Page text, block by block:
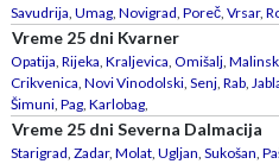
Savudrija, Umag, Novigrad, Poreč, Vrsar,
Vreme 25 dni Kvarner
Opatija, Rijeka, Kraljevica, Omišalj,
Crikvenica, Novi Vinodolski, Senj, Rab,
Šimuni, Pag, Karlobag,
Vreme 25 dni Severna Dalmacija
Starigrad, Zadar, Molat, Ugljan, Sukošan,